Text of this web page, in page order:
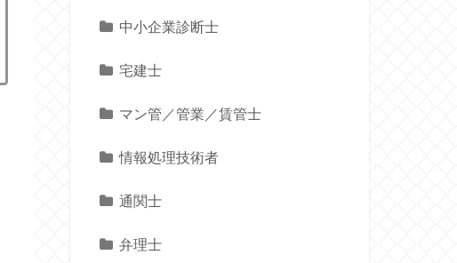
中小企業診断士
宅建士
マン管／管業／賃管士
情報処理技術者
通関士
弁理士